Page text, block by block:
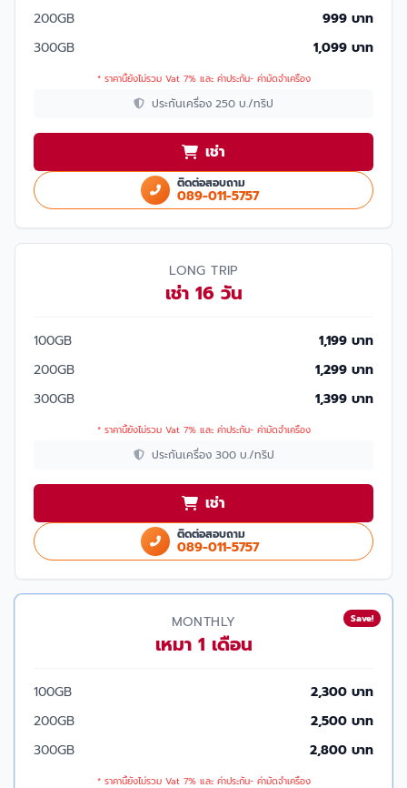
200GB
999 บาท
300GB
1,099 บาท
* ราคานี้ยังไม่รวม Vat 7% และ ค่าประกัน- ค่ามัดจำเครื่อง
ประกันเครื่อง 250 บ./ทริป
เช่า
ติดต่อสอบถาม
089-011-5757
LONG TRIP
เช่า 16 วัน
100GB
1,199 บาท
200GB
1,299 บาท
300GB
1,399 บาท
* ราคานี้ยังไม่รวม Vat 7% และ ค่าประกัน- ค่ามัดจำเครื่อง
ประกันเครื่อง 300 บ./ทริป
เช่า
ติดต่อสอบถาม
089-011-5757
Save!
MONTHLY
เหมา 1 เดือน
100GB
2,300 บาท
200GB
2,500 บาท
300GB
2,800 บาท
* ราคานี้ยังไม่รวม Vat 7% และ ค่าประกัน- ค่ามัดจำเครื่อง